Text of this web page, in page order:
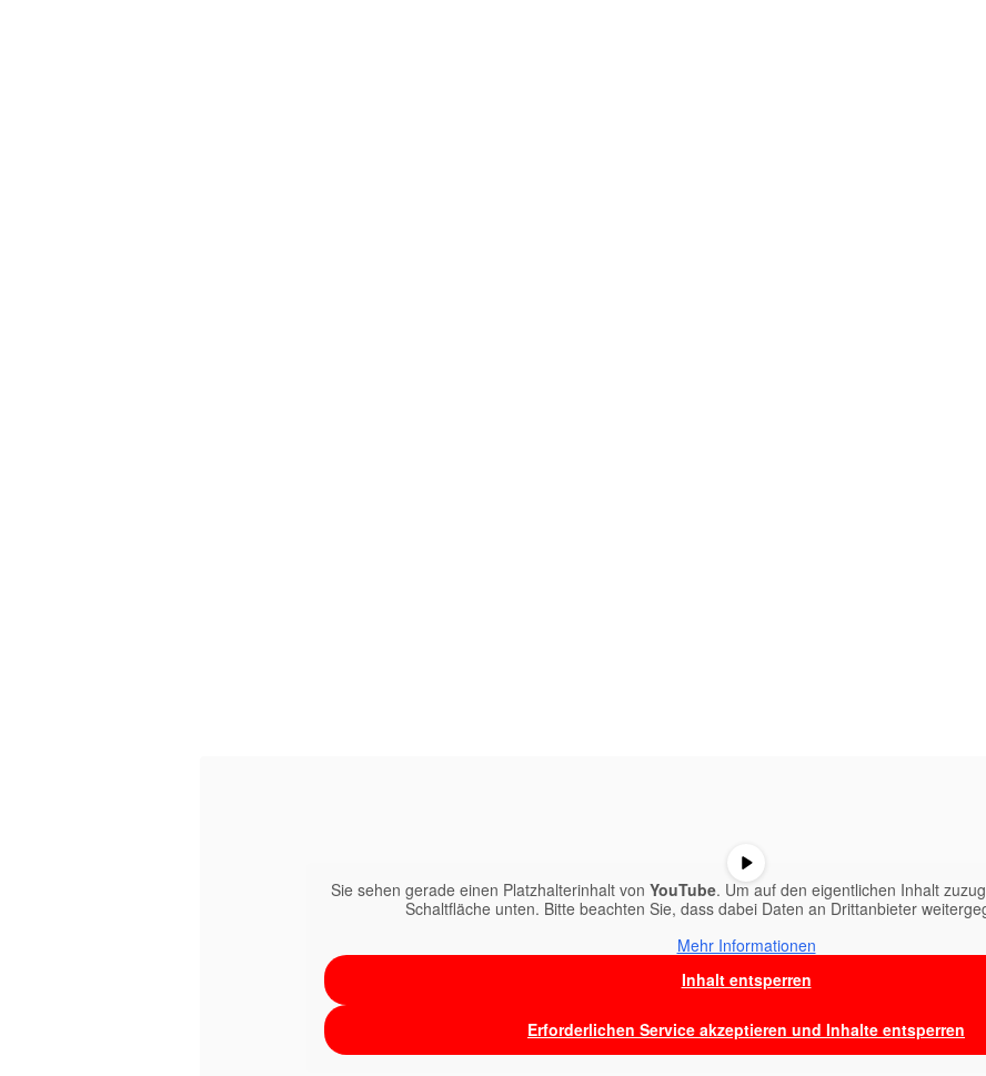
Sie sehen gerade einen Platzhalterinhalt von YouTube. Um auf den eigentlichen Inhalt
Schaltfläche unten. Bitte beachten Sie, dass dabei Daten an Drittanbieter
Mehr Informationen
Inhalt entsperren
Erforderlichen Service akzeptieren und Inhalte entsperren